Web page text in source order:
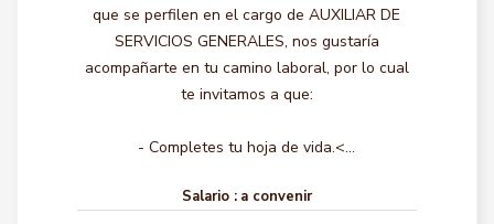
que se perfilen en el cargo de AUXILIAR DE
SERVICIOS GENERALES, nos gustaría
acompañarte en tu camino laboral, por lo cual
te invitamos a que:
- Completes tu hoja de vida.<...
Salario : a convenir